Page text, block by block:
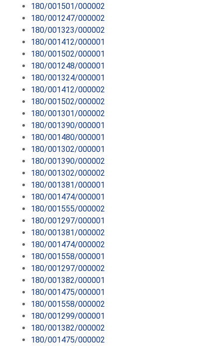
180/001501/000002
180/001247/000002
180/001323/000002
180/001412/000001
180/001502/000001
180/001248/000001
180/001324/000001
180/001412/000002
180/001502/000002
180/001301/000002
180/001390/000001
180/001480/000001
180/001302/000001
180/001390/000002
180/001302/000002
180/001381/000001
180/001474/000001
180/001555/000002
180/001297/000001
180/001381/000002
180/001474/000002
180/001558/000001
180/001297/000002
180/001382/000001
180/001475/000001
180/001558/000002
180/001299/000001
180/001382/000002
180/001475/000002